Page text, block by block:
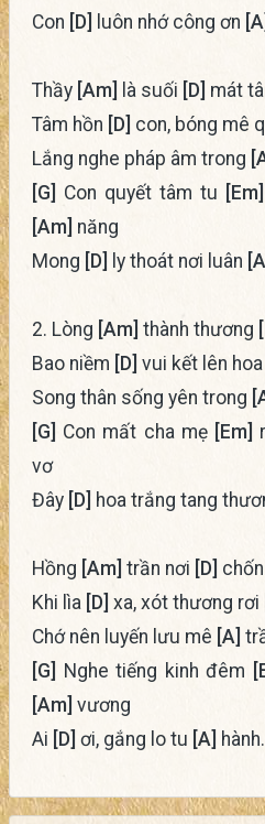
Con
[D] luôn nhớ công ơn [A]
Thầy [Am] là suối [D] mát
Tâm hồn
[D] con, bóng mê
Lắng nghe pháp âm trong
[G]
Con quyết tâm tu [Em]
[Am] năng
Mong
[D] ly thoát nơi luân [A]
2. Lòng [Am] thành thương
Bao niềm
[D] vui kết lên hoa
Song thân sống yên trong
[G]
Con mất cha mẹ [Em]
vơ
Đây [D] hoa trắng tang
Hồng [Am] trần nơi [D]
Khi lìa [D] xa, xót thương rơi
Chớ nên luyến lưu mê [A]
[G]
Nghe tiếng kinh đêm
[Am] vương
Ai
[D] ơi, gắng lo tu [A] hành.